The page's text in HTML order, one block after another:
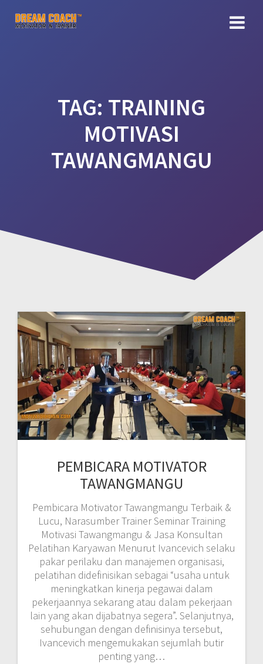
TAG: TRAINING
MOTIVASI
TAWANGMANGU
PEMBICARA MOTIVATOR
TAWANGMANGU
Pembicara Motivator Tawangmangu Terbaik &
Lucu, Narasumber Trainer Seminar Training
Motivasi Tawangmangu & Jasa Konsultan
Pelatihan Karyawan Menurut Ivancevich selaku
pakar perilaku dan manajemen organisasi,
pelatihan didefinisikan sebagai “usaha untuk
meningkatkan kinerja pegawai dalam
pekerjaannya sekarang atau dalam pekerjaan
lain yang akan dijabatnya segera”. Selanjutnya,
sehubungan dengan definisinya tersebut,
Ivancevich mengemukakan sejumlah butir
penting yang…